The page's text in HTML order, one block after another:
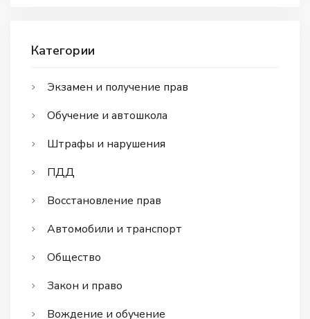
Категории
Экзамен и получение прав
Обучение и автошкола
Штрафы и нарушения
ПДД
Восстановление прав
Автомобили и транспорт
Общество
Закон и право
Вождение и обучение